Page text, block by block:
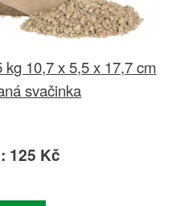
10,7 x 5,5 x 17,7 cm
svačinka
125 Kč